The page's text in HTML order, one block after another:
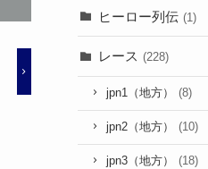
ヒーロー列伝 (1)
レース (228)
jpn1（地方） (8)
jpn2（地方） (10)
jpn3（地方） (18)